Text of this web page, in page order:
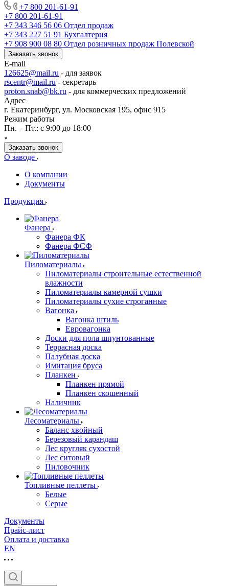
+7 800 201-61-91
+7 800 201-61-91
+7 343 346 56 06 Отдел продаж
+7 343 227 51 91 Бухгалтерия
+7 908 900 08 80 Отдел розничных продаж Полевской
Заказать звонок
E-mail
126625@mail.ru - для заявок
rscentr@mail.ru - секретарь
proton.snab@bk.ru - для коммерческих предложений
Адрес
г. Екатеринбург, ул. Московская 195, офис 915
Режим работы
Пн. – Пт.: с 9:00 до 18:00
Заказать звонок
О заводе
О компании
Документы
Продукция
Фанера
Фанера ФК
Фанера ФСФ
Пиломатериалы
Пиломатериалы строительные естественной
влажности
Пиломатериалы камерной сушки
Пиломатериалы сухие строганные
Вагонка
Вагонка штиль
Евровагонка
Доски для пола шпунтованные
Террасная доска
Палубная доска
Имитация бруса
Планкен
Планкен прямой
Планкен скошенный
Наличник
Лесоматериалы
Баланс хвойный
Березовый карандаш
Лес кругляк сухостой
Лес ситовый
Пиловочник
Топливные пеллеты
Белые
Серые
Документы
Прайс-лист
Оплата и доставка
EN